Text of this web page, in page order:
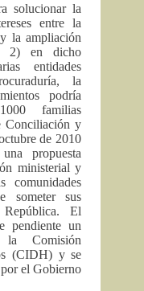
solucionar la
entre la
la ampliación
2) en dicho
entidades
la
podría
familias
Conciliación y
de 2010
propuesta
ministerial y
comunidades
someter sus
El
pendiente un
la Comisión
(CIDH) y se
el Gobierno